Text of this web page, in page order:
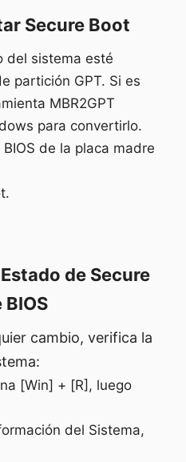
Secure Boot
del sistema esté
partición GPT. Si es
MBR2GPT
para convertirlo.
de la placa madre
de Secure
cambio, verifica la
[Win] + [R], luego
del Sistema,